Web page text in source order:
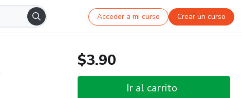
Acceder a mi curso Crear un curso
$3.90
Ir al carrito